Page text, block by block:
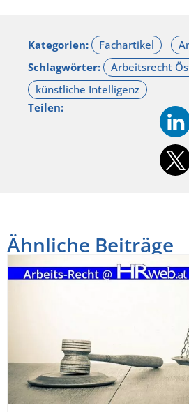
Kategorien:
Schlagwörter:
Teilen:
Ähnliche Beiträge